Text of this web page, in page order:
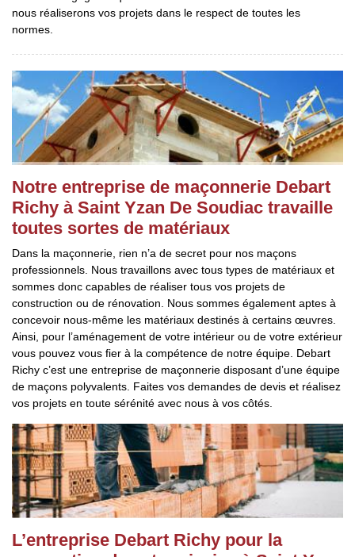
nous réaliserons vos projets dans le respect de toutes les
normes.
Notre entreprise de maçonnerie Debart
Richy à Saint Yzan De Soudiac travaille
toutes sortes de matériaux
Dans la maçonnerie, rien n’a de secret pour nos maçons
professionnels. Nous travaillons avec tous types de matériaux et
sommes donc capables de réaliser tous vos projets de
construction ou de rénovation. Nous sommes également aptes à
concevoir nous-même les matériaux destinés à certains œuvres.
Ainsi, pour l’aménagement de votre intérieur ou de votre extérieur
vous pouvez vous fier à la compétence de notre équipe. Debart
Richy c’est une entreprise de maçonnerie disposant d’une équipe
de maçons polyvalents. Faites vos demandes de devis et réalisez
vos projets en toute sérénité avec nous à vos côtés.
L’entreprise Debart Richy pour la